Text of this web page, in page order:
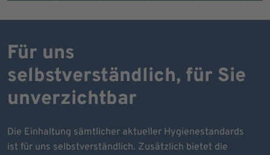
Für uns
selbstverständlich, für Sie
unverzichtbar
Die Einhaltung sämtlicher aktueller Hygienestandards
ist für uns selbstverständlich. Zusätzlich bietet die